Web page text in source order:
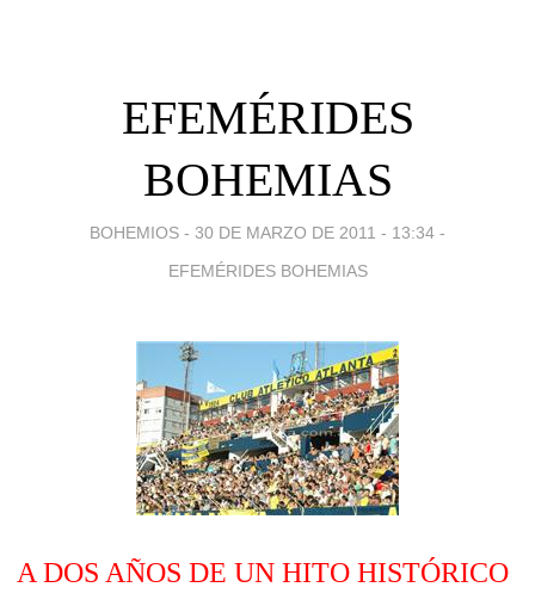
EFEMÉRIDES
BOHEMIAS
BOHEMIOS - 30 DE MARZO DE 2011 - 13:34 -
EFEMÉRIDES BOHEMIAS
A DOS AÑOS DE UN HITO HISTÓRICO